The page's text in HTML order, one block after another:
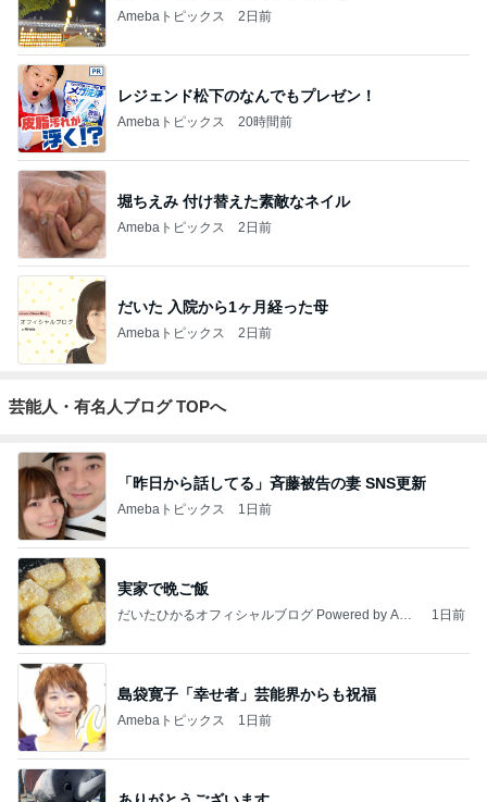
Amebaトピックス 2日前
レジェンド松下のなんでもプレゼン！
Amebaトピックス 20時間前
堀ちえみ 付け替えた素敵なネイル
Amebaトピックス 2日前
だいた 入院から1ヶ月経った母
Amebaトピックス 2日前
芸能人・有名人ブログ TOPへ
「昨日から話してる」斉藤被告の妻 SNS更新
Amebaトピックス 1日前
実家で晩ご飯
だいたひかるオフィシャルブログ Powered by Ame
1日前
島袋寛子「幸せ者」芸能界からも祝福
Amebaトピックス 1日前